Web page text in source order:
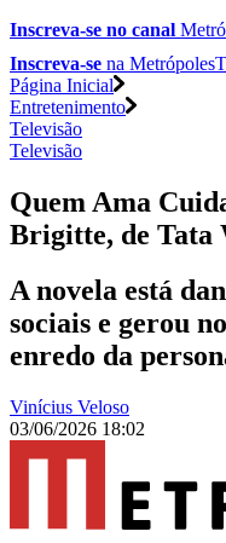
Inscreva-se no canal
Inscreva-se na
Página Inicial
Entretenimento
Televisão
Televisão
Quem Ama
Brigitte, de Tata
A novela está
sociais e gerou
enredo da
Vinícius Veloso
03/06/2026 18:02